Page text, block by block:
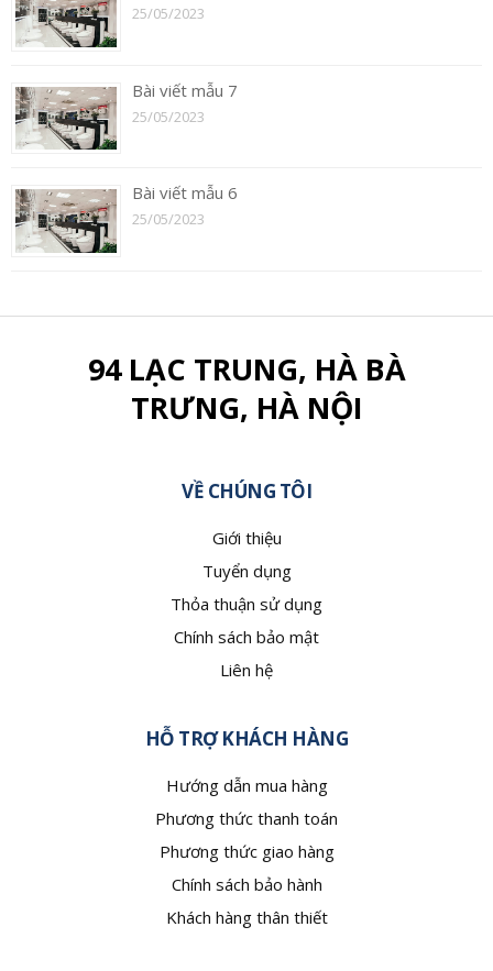
25/05/2023
Bài viết mẫu 7
25/05/2023
Bài viết mẫu 6
25/05/2023
94 LẠC TRUNG, HÀ BÀ
TRƯNG, HÀ NỘI
VỀ CHÚNG TÔI
Giới thiệu
Tuyển dụng
Thỏa thuận sử dụng
Chính sách bảo mật
Liên hệ
HỖ TRỢ KHÁCH HÀNG
Hướng dẫn mua hàng
Phương thức thanh toán
Phương thức giao hàng
Chính sách bảo hành
Khách hàng thân thiết